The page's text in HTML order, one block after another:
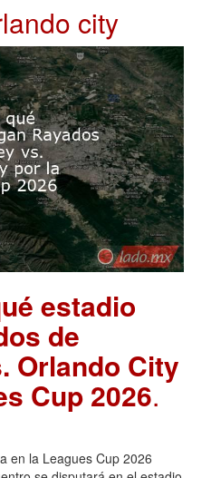
city
estadio
de
Orlando City
Cup 2026.
en la Leagues Cup 2026